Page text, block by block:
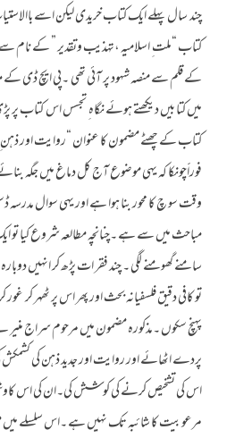
چند سال پہلے ایک کتاب خریدی لیکن اسے
کتاب “ملت ِ اسلامیہ ،تہذیب وتقدیر ” کے نام
کے قلم سے منصہ شہود پر آئی تھی ۔پی ایچ ڈی
میں کتا بیں دیکھتے ہوئے نگاہ ِ تجسس اس کتاب پر
کتاب کے چھٹے مضمون کا عنوان “روایت اور ذہن
فوراََچونکا کہ یہی موضوع آج کل دماغ میں جگہ
وقت سو چ کا محور بنا ہوا ہے اور یہی سوال
مباحث میں سے ہے ۔چنانچہ مطالعہ شروع کیا تو
سامنے گھومنے لگی ۔ چند فقر ات پڑھ کر انہیں
تو کافی دقیق فلسفیانہ بحث اور پھر اس پر ٹھہر کر
پہنچ سکوں ۔مذکورہ مضمون میں مرحوم سراج
پردے اٹھائے اور روایت اور جدید ذہن کی
اس کی تشخیص کرنے کی کوشش کی۔ان کی اس
مرعوبیت کا شائبہ تک نہیں ہے ۔اس سلسلے